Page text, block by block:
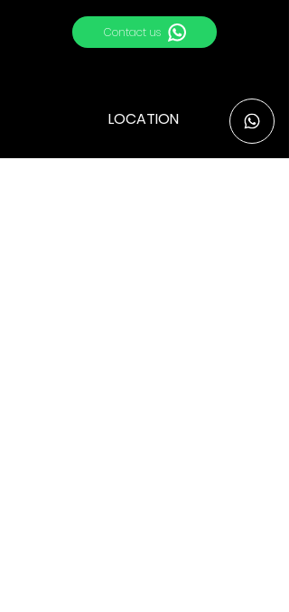
Contact us
LOCATION